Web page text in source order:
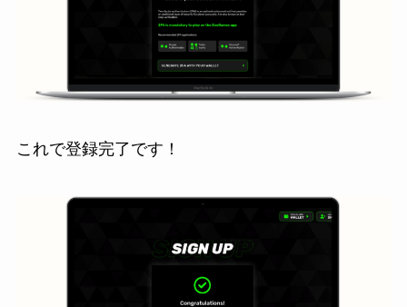
これで登録完了です！